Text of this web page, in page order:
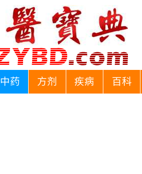
中药 方剂 疾病 百科